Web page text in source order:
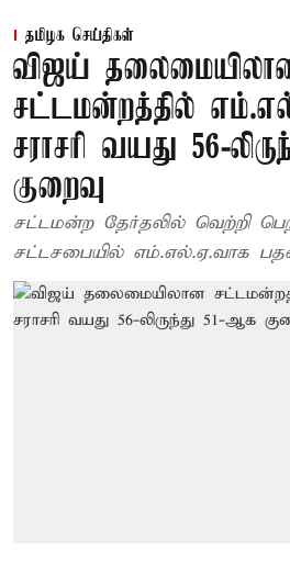
தமிழக செய்திகள்
விஜய்
சட்டமன்றத்தில்
சராசரி வயது 56-
குறைவு
சட்டமன்ற தேர்தலில் வெற்றி
சட்டசபையில் எம்.எல்.ஏ.வாக